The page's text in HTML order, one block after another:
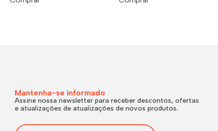
Mantenha-se informado
Assine nossa newsletter para receber descontos, ofertas
e atualizações de atualizações de novos produtos.